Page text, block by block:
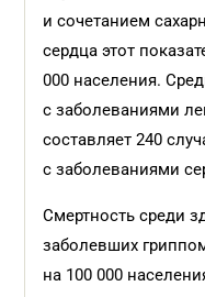
и сочетанием
сердца этот
000 населения.
с заболеваниями
составляет 240
с заболеваниями
Смертность среди
заболевших
на 100 000